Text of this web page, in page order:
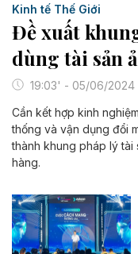
Kinh tế Thế Giới
Đề xuất
dùng tài sản
19:03' - 05/06/2024
Cần kết hợp kinh
thống và vận dụng đổi
thành khung pháp lý tài
hàng.